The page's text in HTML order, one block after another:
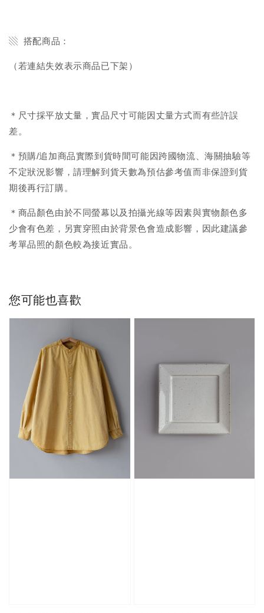
▧ 搭配商品：
（若連結失效表示商品已下架）
＊尺寸採平放丈量，實品尺寸可能因丈量方式而有些許誤
差。
＊預購/追加商品實際到貨時間可能因跨國物流、海關抽驗等
不定狀況影響，請理解到貨天數為預估參考值而非保證到貨
期後再行訂購。
＊商品顏色由於不同螢幕以及拍攝光線等因素與實物顏色多
少會有色差，另實穿照由於背景色會造成影響，因此建議參
考單品照的顏色較為接近實品。
您可能也喜歡